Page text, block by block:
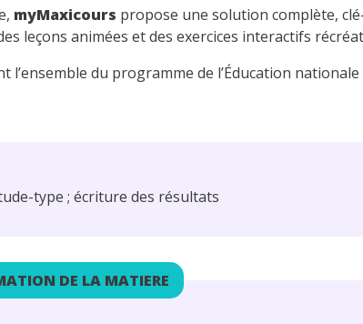
myMaxicours propose une solution complète,
leçons animées et des exercices interactifs
l’ensemble du programme de l’Éducation
type ; écriture des résultats
DE LA MATIERE